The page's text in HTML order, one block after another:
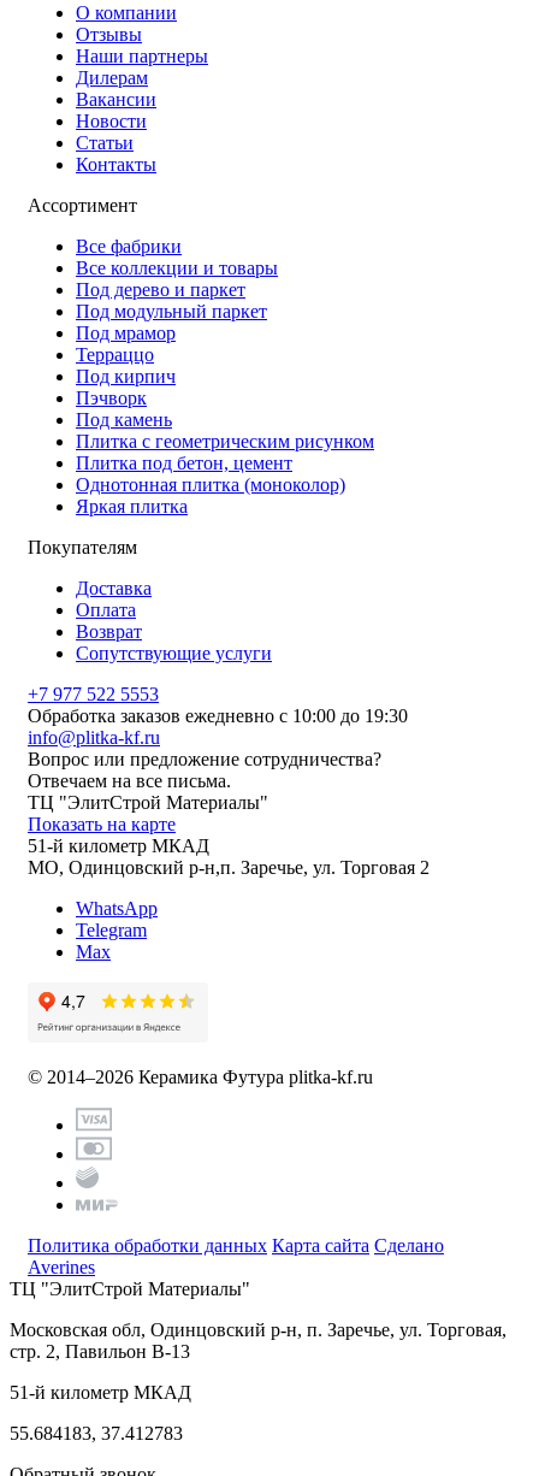
О компании
Отзывы
Наши партнеры
Дилерам
Вакансии
Новости
Статьи
Контакты
Ассортимент
Все фабрики
Все коллекции и товары
Под дерево и паркет
Под модульный паркет
Под мрамор
Терраццо
Под кирпич
Пэчворк
Под камень
Плитка с геометрическим рисунком
Плитка под бетон, цемент
Однотонная плитка (моноколор)
Яркая плитка
Покупателям
Доставка
Оплата
Возврат
Сопутствующие услуги
+7 977 522 5553
Обработка заказов ежедневно с 10:00 до 19:30
info@plitka-kf.ru
Вопрос или предложение сотрудничества?
Отвечаем на все письма.
ТЦ "ЭлитСтрой Материалы"
Показать на карте
51-й километр МКАД
МО, Одинцовский р-н,п. Заречье, ул. Торговая 2
WhatsApp
Telegram
Max
© 2014–2026 Керамика Футура plitka-kf.ru
Политика обработки данных Карта сайта Сделано
Averines
ТЦ "ЭлитСтрой Материалы"
Московская обл, Одинцовский р-н, п. Заречье, ул. Торговая,
стр. 2, Павильон В-13
51-й километр МКАД
55.684183, 37.412783